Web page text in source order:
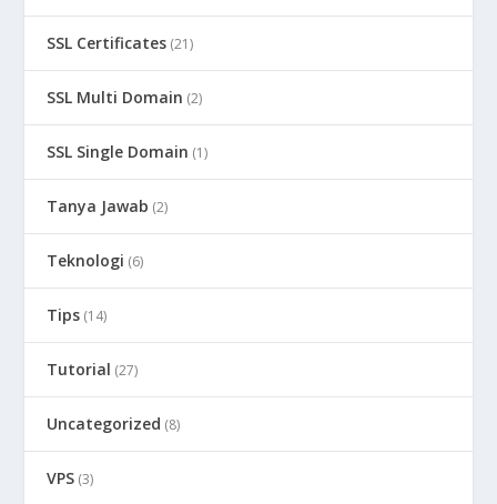
SSL Certificates (21)
SSL Multi Domain (2)
SSL Single Domain (1)
Tanya Jawab (2)
Teknologi (6)
Tips (14)
Tutorial (27)
Uncategorized (8)
VPS (3)